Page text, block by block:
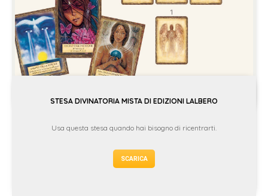
STESA DIVINATORIA MISTA DI EDIZIONI LALBERO
Usa questa stesa quando hai bisogno di ricentrarti.
SCARICA